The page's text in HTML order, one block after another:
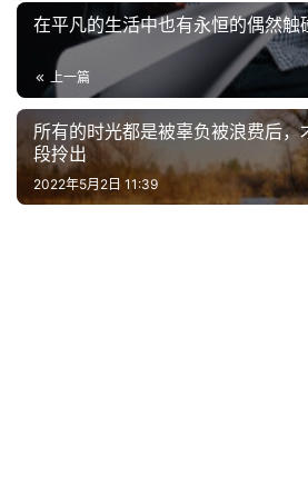
今
诗
常
用
贺
词
登录 注册
在平凡的生活中也有永恒的偶然触
上一篇
所有的时光都是被辜负被浪费后，
段拎出
2022年5月2日 11:39